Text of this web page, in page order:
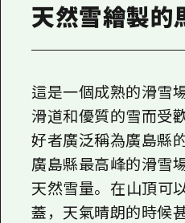
照片下載
天然雪繪製的
這是一個成熟的滑雪
滑道和優質的雪而受
好者廣泛稱為廣島縣
廣島縣最高峰的滑雪
天然雪量。 在山頂可
蓋，天氣晴朗的時候